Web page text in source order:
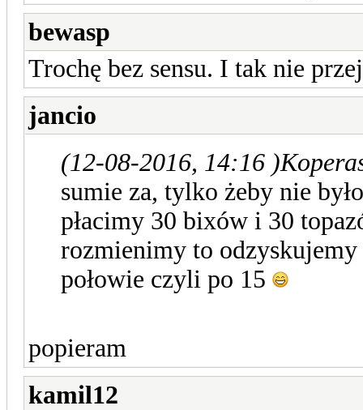
bewasp
Trochę bez sensu. I tak nie
jancio
(12-08-2016, 14:16 )
sumie za, tylko żeby nie
płacimy 30 bixów i 30
rozmienimy to
połowie czyli po 15
popieram
kamil12